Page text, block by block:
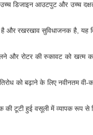
उच्च डिजाइन आउटपुट और उच्च
है और रखरखाव सुविधाजनक है, यह
और रोटर की रुकावट को खत्म
को बढ़ाने के लिए नवीनतम वी-
की टूटी हुई वसूली में व्यापक रूप से